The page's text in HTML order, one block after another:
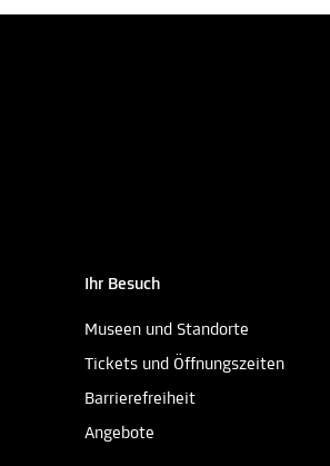
Ihr Besuch
Museen und Standorte
Tickets und Öffnungszeiten
Barrierefreiheit
Angebote